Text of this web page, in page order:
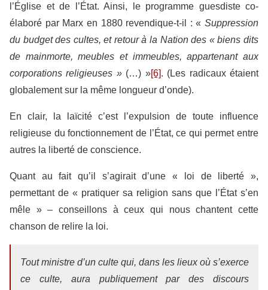
l’Église et de l’État. Ainsi, le programme guesdiste co-
élaboré par Marx en 1880 revendique-t-il : « Suppression
du budget des cultes, et retour à la Nation des « biens dits
de mainmorte, meubles et immeubles, appartenant aux
corporations religieuses »(…) »[6]. (Les radicaux étaient
globalement sur la même longueur d’onde).
En clair, la laïcité c’est l’expulsion de toute influence
religieuse du fonctionnement de l’État, ce qui permet entre
autres la liberté de conscience.
Quant au fait qu’il s’agirait d’une « loi de liberté »,
permettant de « pratiquer sa religion sans que l’État s’en
mêle » – conseillons à ceux qui nous chantent cette
chanson de relire la loi.
Tout ministre d’un culte qui, dans les lieux où s’exerce
ce culte, aura publiquement par des discours